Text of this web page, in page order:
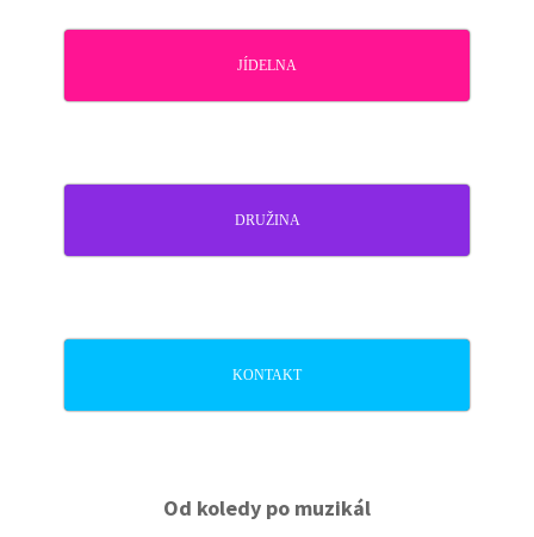
JÍDELNA
DRUŽINA
KONTAKT
Od koledy po muzikál